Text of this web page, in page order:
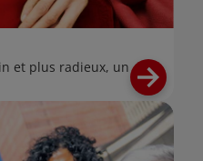
et plus radieux, un